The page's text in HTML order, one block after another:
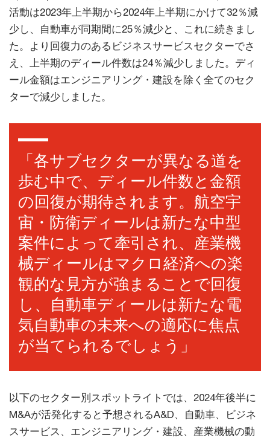
活動は2023年上半期から2024年上半期にかけて32％減
少し、自動車が同期間に25％減少と、これに続きまし
た。より回復力のあるビジネスサービスセクターでさ
え、上半期のディール件数は24％減少しました。ディ
ール金額はエンジニアリング・建設を除く全てのセク
ターで減少しました。
「各サブセクターが異なる道を
歩む中で、ディール件数と金額
の回復が期待されます。航空宇
宙・防衛ディールは新たな中型
案件によって牽引され、産業機
械ディールはマクロ経済への楽
観的な見方が強まることで回復
し、自動車ディールは新たな電
気自動車の未来への適応に焦点
が当てられるでしょう」
以下のセクター別スポットライトでは、2024年後半に
M&Aが活発化すると予想されるA&D、自動車、ビジネ
スサービス、エンジニアリング・建設、産業機械の動